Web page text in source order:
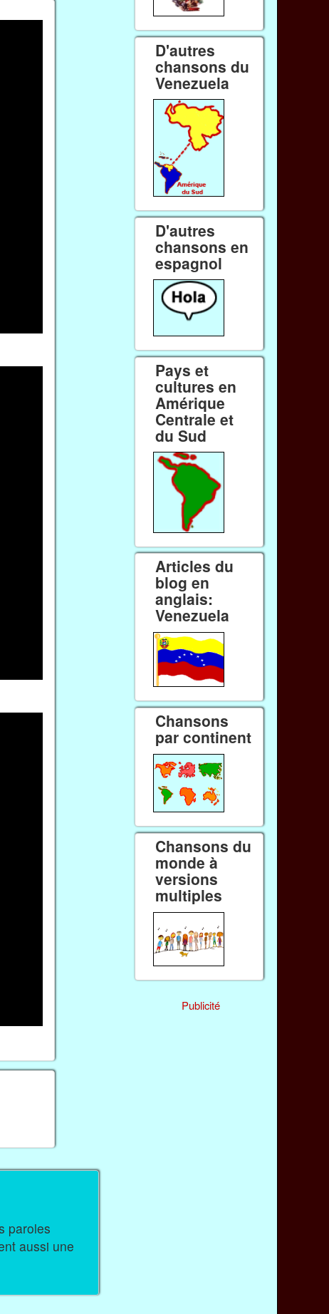
aussi une
D'autres
chansons du
Venezuela
D'autres
chansons en
espagnol
Pays et
cultures en
Amérique
Centrale et
du Sud
Articles du
blog en
anglais:
Venezuela
Chansons
par continent
Chansons du
monde à
versions
multiples
Publicité